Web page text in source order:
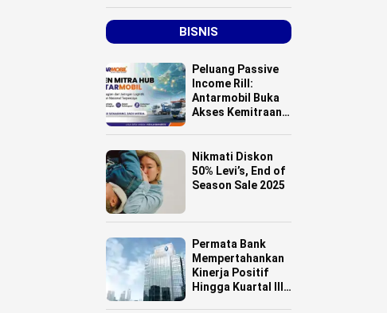
Diduga “Main
Mata”
BISNIS
Peluang Passive
Income Rill:
Antarmobil Buka
Akses Kemitraan
Lahan se-
Indonesia
Nikmati Diskon
50% Levi’s, End of
Season Sale 2025
Permata Bank
Mempertahankan
Kinerja Positif
Hingga Kuartal III